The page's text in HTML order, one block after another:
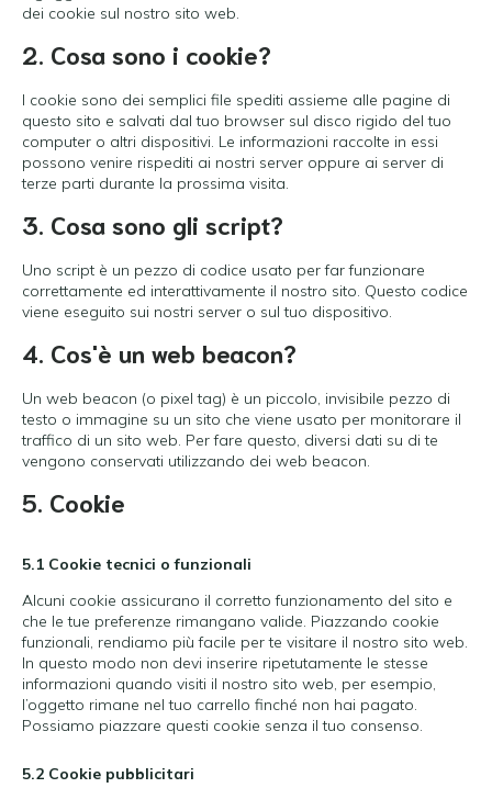
dei cookie sul nostro sito web.
2. Cosa sono i cookie?
I cookie sono dei semplici file spediti assieme alle pagine di
questo sito e salvati dal tuo browser sul disco rigido del tuo
computer o altri dispositivi. Le informazioni raccolte in essi
possono venire rispediti ai nostri server oppure ai server di
terze parti durante la prossima visita.
3. Cosa sono gli script?
Uno script è un pezzo di codice usato per far funzionare
correttamente ed interattivamente il nostro sito. Questo codice
viene eseguito sui nostri server o sul tuo dispositivo.
4. Cos'è un web beacon?
Un web beacon (o pixel tag) è un piccolo, invisibile pezzo di
testo o immagine su un sito che viene usato per monitorare il
traffico di un sito web. Per fare questo, diversi dati su di te
vengono conservati utilizzando dei web beacon.
5. Cookie
5.1 Cookie tecnici o funzionali
Alcuni cookie assicurano il corretto funzionamento del sito e
che le tue preferenze rimangano valide. Piazzando cookie
funzionali, rendiamo più facile per te visitare il nostro sito web.
In questo modo non devi inserire ripetutamente le stesse
informazioni quando visiti il nostro sito web, per esempio,
l’oggetto rimane nel tuo carrello finché non hai pagato.
Possiamo piazzare questi cookie senza il tuo consenso.
5.2 Cookie pubblicitari